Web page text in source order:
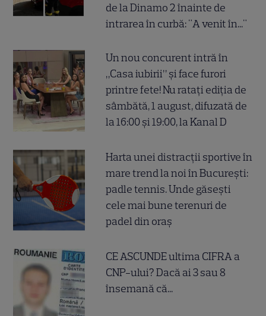
de la Dinamo 2 înainte de
intrarea în curbă: "A venit în..."
Un nou concurent intră în
„Casa iubirii” și face furori
printre fete! Nu ratați ediția de
sâmbătă, 1 august, difuzată de
la 16:00 și 19:00, la Kanal D
Harta unei distracții sportive în
mare trend la noi în București:
padle tennis. Unde găsești
cele mai bune terenuri de
padel din oraș
CE ASCUNDE ultima CIFRA a
CNP-ului? Dacă ai 3 sau 8
însemană că...